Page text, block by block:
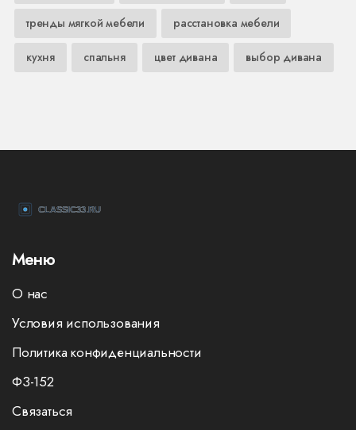
тренды мягкой мебели расстановка мебели
кухня спальня цвет дивана выбор дивана
Меню
О нас
Условия использования
Политика конфиденциальности
ФЗ-152
Связаться